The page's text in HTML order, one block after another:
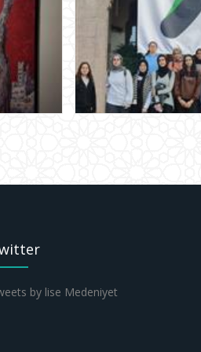
by lise Medeniyet